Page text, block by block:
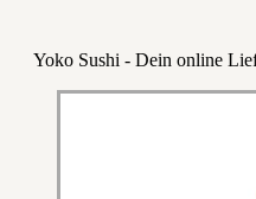
Yoko Sushi - Dein online